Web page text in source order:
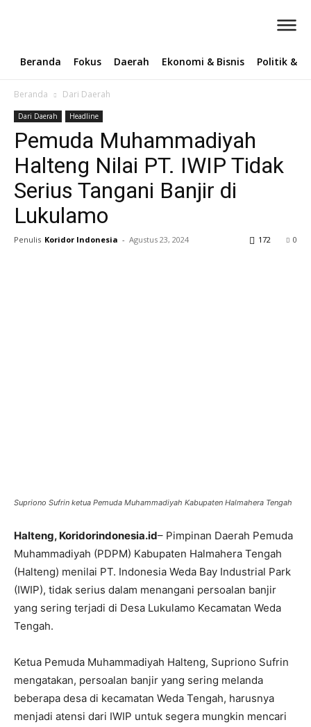
Beranda Fokus Daerah Ekonomi & Bisnis Politik &
Beranda Dari Daerah
Dari Daerah Headline
Pemuda Muhammadiyah
Halteng Nilai PT. IWIP Tidak
Serius Tangani Banjir di
Lukulamo
Penulis Koridor Indonesia - Agustus 23, 2024 0
172
Supriono Sufrin ketua Pemuda Muhammadiyah Kabupaten Halmahera Tengah
Halteng, Koridorindonesia.id– Pimpinan Daerah Pemuda
Muhammadiyah (PDPM) Kabupaten Halmahera Tengah
(Halteng) menilai PT. Indonesia Weda Bay Industrial Park
(IWIP), tidak serius dalam menangani persoalan banjir
yang sering terjadi di Desa Lukulamo Kecamatan Weda
Tengah.
Ketua Pemuda Muhammadiyah Halteng, Supriono Sufrin
mengatakan, persoalan banjir yang sering melanda
beberapa desa di kecamatan Weda Tengah, harusnya
menjadi atensi dari IWIP untuk segera mungkin mencari